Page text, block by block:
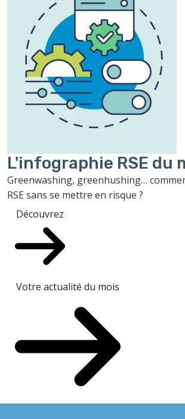
L'infographie RSE du
Greenwashing, greenhushing…
RSE sans se mettre en risque ?
Découvrez
Votre actualité du mois